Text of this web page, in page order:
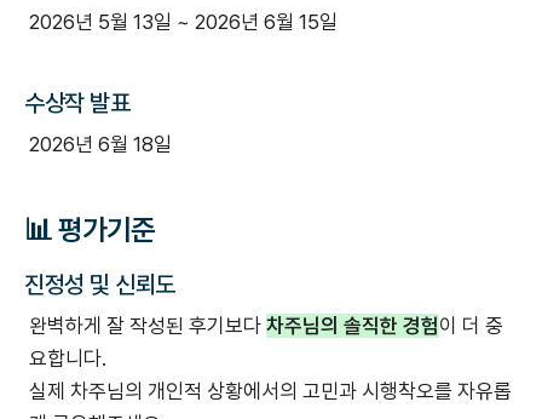
2026년 5월 13일 ~ 2026년 6월 15일
수상작 발표
2026년 6월 18일
📊 평가기준
진정성 및 신뢰도
완벽하게 잘 작성된 후기보다 차주님의 솔직한 경험이 더 중
요합니다.
실제 차주님의 개인적 상황에서의 고민과 시행착오를 자유롭